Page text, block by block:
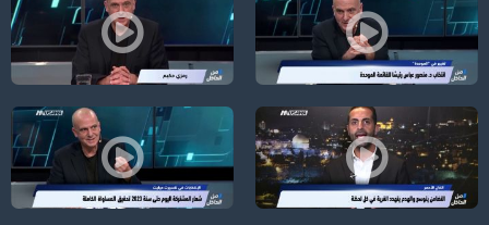
الانتخابات:لاول مرة-مرشح عربي لرئاسة بلدية الرملة و مرشحات في الصدارة!-
"غزة أولاً"؛ لماذا الآن "التصعيد"
الخان الأحمر ،هل ستتحول الى عراقيب ثانية من حيث الهدم واعادة
مُعلّقون بالسماء! والصوت العربي في